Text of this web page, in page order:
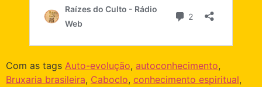
Com as tags Auto-evolução, autoconhecimento,
Bruxaria brasileira, Caboclo, conhecimento espiritual,